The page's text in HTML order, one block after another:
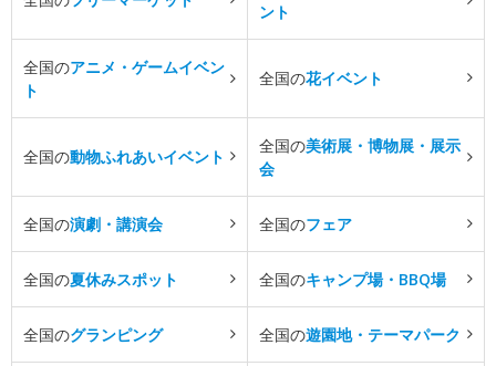
ント
全国のアニメ・ゲームイベン
ト
全国の花イベント
全国の動物ふれあいイベント
全国の美術展・博物展・展示
会
全国の演劇・講演会 全国のフェア
全国の夏休みスポット 全国のキャンプ場・BBQ場
全国のグランピング 全国の遊園地・テーマパーク